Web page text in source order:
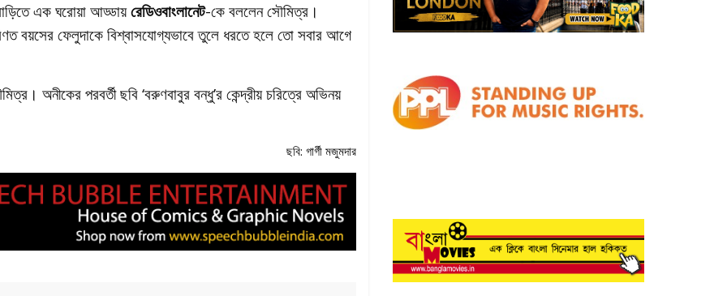
এক ঘরোয়া আড্ডায়রেডিওবাংলানেট-কে বললেন সৌমিত্র।
বয়সের ফেলুদাকে বিশ্বাসযোগ্যভাবে তুলে ধরতে হলে তো সবার আগে
অনীকের পরবর্তী ছবি ‘বরুণবাবুর বন্ধু’র কেন্দ্রীয় চরিত্রে অভিনয়
ছবি: গার্গী মজুমদার